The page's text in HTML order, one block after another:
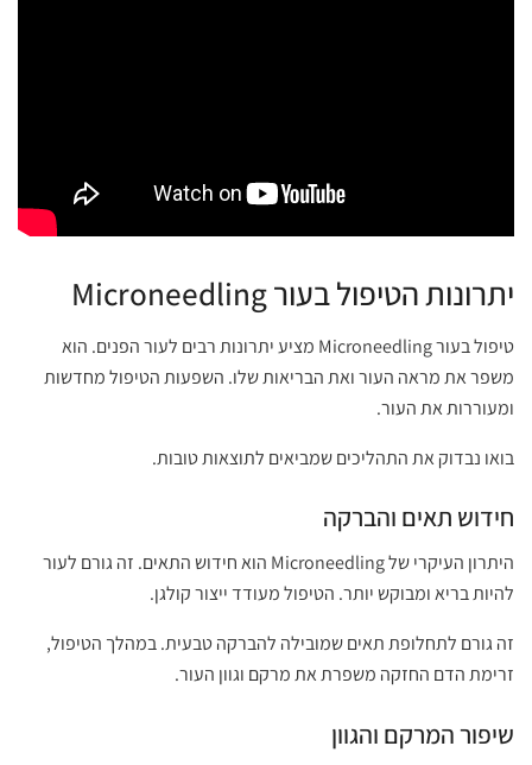
יתרונות הטיפול בעור Microneedling
טיפול בעור Microneedling מציע יתרונות רבים לעור הפנים. הוא
משפר את מראה העור ואת הבריאות שלו. השפעות הטיפול מחדשות
ומעוררות את העור.
בואו נבדוק את התהליכים שמביאים לתוצאות טובות.
חידוש תאים והברקה
היתרון העיקרי של Microneedling הוא חידוש התאים. זה גורם לעור
להיות בריא ומבוקש יותר. הטיפול מעודד ייצור קולגן.
זה גורם לתחלופת תאים שמובילה להברקה טבעית. במהלך הטיפול,
זרימת הדם החזקה משפרת את מרקם וגוון העור.
שיפור המרקם והגוון